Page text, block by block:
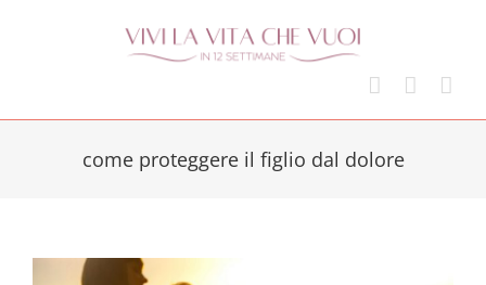
come proteggere il figlio dal dolore